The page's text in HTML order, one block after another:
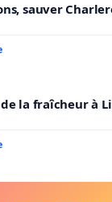
sauver
la fraîcheur à